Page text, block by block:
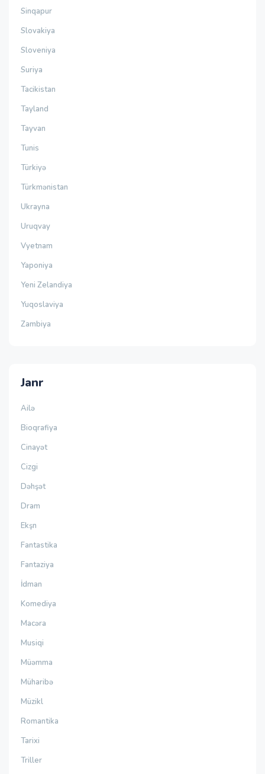
Sinqapur
Slovakiya
Sloveniya
Suriya
Tacikistan
Tayland
Tayvan
Tunis
Türkiyə
Türkmənistan
Ukrayna
Uruqvay
Vyetnam
Yaponiya
Yeni Zelandiya
Yuqoslaviya
Zambiya
Janr
Ailə
Bioqrafiya
Cinayət
Cizgi
Dəhşət
Dram
Ekşn
Fantastika
Fantaziya
İdman
Komediya
Macəra
Musiqi
Müəmma
Müharibə
Müzikl
Romantika
Tarixi
Triller